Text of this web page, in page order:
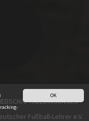
OK
Fußball-Lehrer e.V.